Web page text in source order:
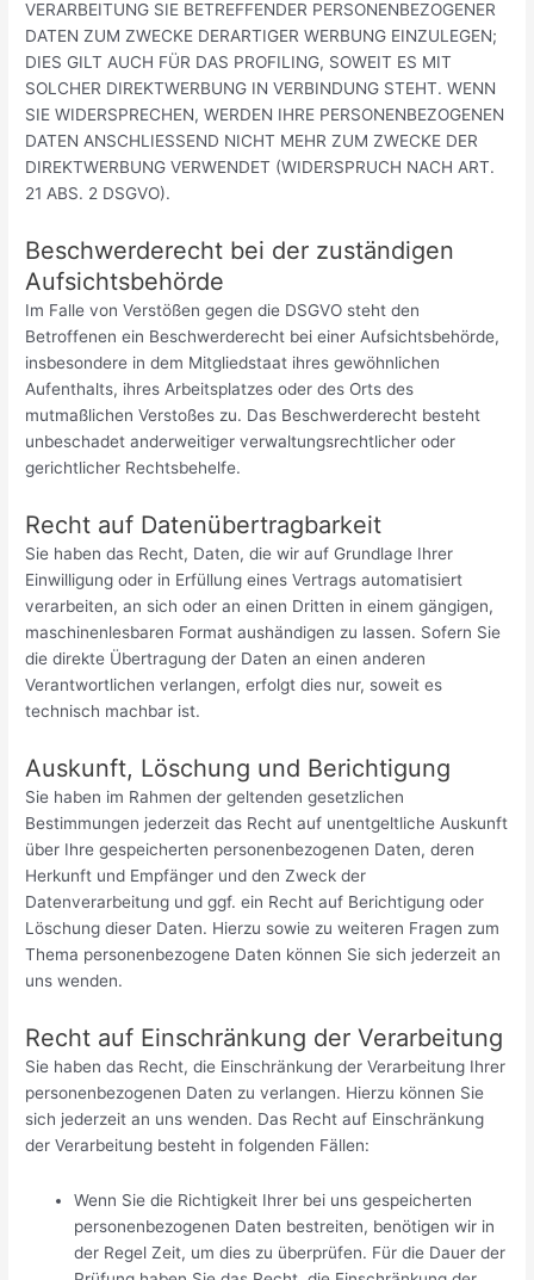
VERARBEITUNG SIE BETREFFENDER PERSONENBEZOGENER
DATEN ZUM ZWECKE DERARTIGER WERBUNG EINZULEGEN;
DIES GILT AUCH FÜR DAS PROFILING, SOWEIT ES MIT
SOLCHER DIREKTWERBUNG IN VERBINDUNG STEHT. WENN
SIE WIDERSPRECHEN, WERDEN IHRE PERSONENBEZOGENEN
DATEN ANSCHLIESSEND NICHT MEHR ZUM ZWECKE DER
DIREKTWERBUNG VERWENDET (WIDERSPRUCH NACH ART.
21 ABS. 2 DSGVO).
Beschwerde­recht bei der zuständigen
Aufsichts­behörde
Im Falle von Verstößen gegen die DSGVO steht den
Betroffenen ein Beschwerderecht bei einer Aufsichtsbehörde,
insbesondere in dem Mitgliedstaat ihres gewöhnlichen
Aufenthalts, ihres Arbeitsplatzes oder des Orts des
mutmaßlichen Verstoßes zu. Das Beschwerderecht besteht
unbeschadet anderweitiger verwaltungsrechtlicher oder
gerichtlicher Rechtsbehelfe.
Recht auf Daten­übertrag­barkeit
Sie haben das Recht, Daten, die wir auf Grundlage Ihrer
Einwilligung oder in Erfüllung eines Vertrags automatisiert
verarbeiten, an sich oder an einen Dritten in einem gängigen,
maschinenlesbaren Format aushändigen zu lassen. Sofern Sie
die direkte Übertragung der Daten an einen anderen
Verantwortlichen verlangen, erfolgt dies nur, soweit es
technisch machbar ist.
Auskunft, Löschung und Berichtigung
Sie haben im Rahmen der geltenden gesetzlichen
Bestimmungen jederzeit das Recht auf unentgeltliche Auskunft
über Ihre gespeicherten personenbezogenen Daten, deren
Herkunft und Empfänger und den Zweck der
Datenverarbeitung und ggf. ein Recht auf Berichtigung oder
Löschung dieser Daten. Hierzu sowie zu weiteren Fragen zum
Thema personenbezogene Daten können Sie sich jederzeit an
uns wenden.
Recht auf Einschränkung der Verarbeitung
Sie haben das Recht, die Einschränkung der Verarbeitung Ihrer
personenbezogenen Daten zu verlangen. Hierzu können Sie
sich jederzeit an uns wenden. Das Recht auf Einschränkung
der Verarbeitung besteht in folgenden Fällen:
Wenn Sie die Richtigkeit Ihrer bei uns gespeicherten
personenbezogenen Daten bestreiten, benötigen wir in
der Regel Zeit, um dies zu überprüfen. Für die Dauer der